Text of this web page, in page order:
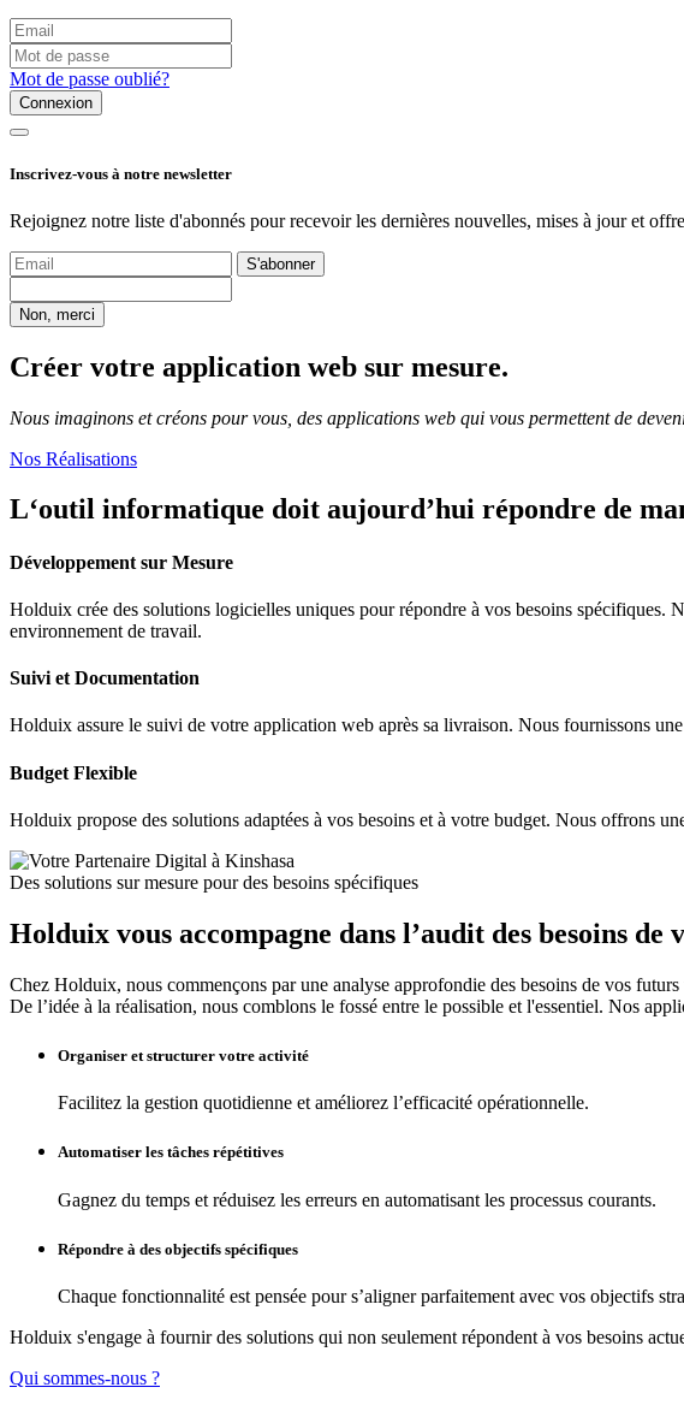
Mot de passe oublié?
Connexion
Inscrivez-vous à notre newsletter
Rejoignez notre liste d'abonnés pour recevoir les dernières nouvelles, mises à jour et
S'abonner
Non, merci
Créer votre application web sur mesure.
Nous imaginons et créons pour vous, des applications web qui vous permettent de
Nos Réalisations
L‘outil informatique doit aujourd’hui répondre de
Développement sur Mesure
Holduix crée des solutions logicielles uniques pour répondre à vos besoins spécifiques.
environnement de travail.
Suivi et Documentation
Holduix assure le suivi de votre application web après sa livraison. Nous fournissons
Budget Flexible
Holduix propose des solutions adaptées à vos besoins et à votre budget. Nous offrons
Des solutions sur mesure pour des besoins spécifiques
Holduix vous accompagne dans l’audit des besoins
Chez Holduix, nous commençons par une analyse approfondie des besoins de vos
De l’idée à la réalisation, nous comblons le fossé entre le possible et l'essentiel. Nos
Organiser et structurer votre activité
Facilitez la gestion quotidienne et améliorez l’efficacité opérationnelle.
Automatiser les tâches répétitives
Gagnez du temps et réduisez les erreurs en automatisant les processus courants.
Répondre à des objectifs spécifiques
Chaque fonctionnalité est pensée pour s’aligner parfaitement avec vos objectifs
Holduix s'engage à fournir des solutions qui non seulement répondent à vos besoins
Qui sommes-nous ?